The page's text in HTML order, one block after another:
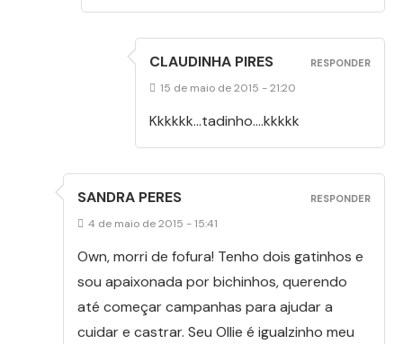
CLAUDINHA PIRES
15 de maio de 2015 - 21:20
Kkkkkk…tadinho….kkkkk
RESPONDER
SANDRA PERES
4 de maio de 2015 - 15:41
Own, morri de fofura! Tenho dois gatinhos e
sou apaixonada por bichinhos, querendo
até começar campanhas para ajudar a
cuidar e castrar. Seu Ollie é igualzinho meu
RESPONDER